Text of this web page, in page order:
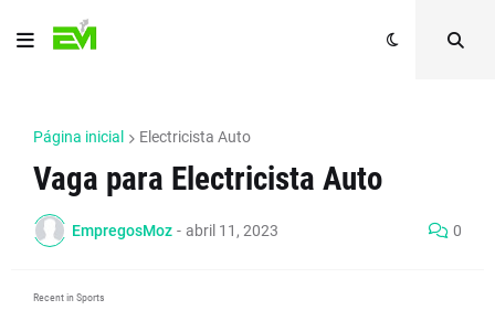
Página inicial Electricista Auto
Vaga para Electricista Auto
EmpregosMoz - abril 11, 2023 0
Recent in Sports